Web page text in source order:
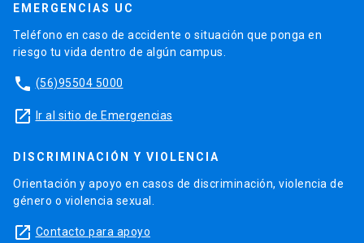
EMERGENCIAS UC
Teléfono en caso de accidente o situación que ponga en
riesgo tu vida dentro de algún campus.
phone (56)95504 5000
launch Ir al sitio de Emergencias
DISCRIMINACIÓN Y VIOLENCIA
Orientación y apoyo en casos de discriminación, violencia de
género o violencia sexual.
launch Contacto para apoyo